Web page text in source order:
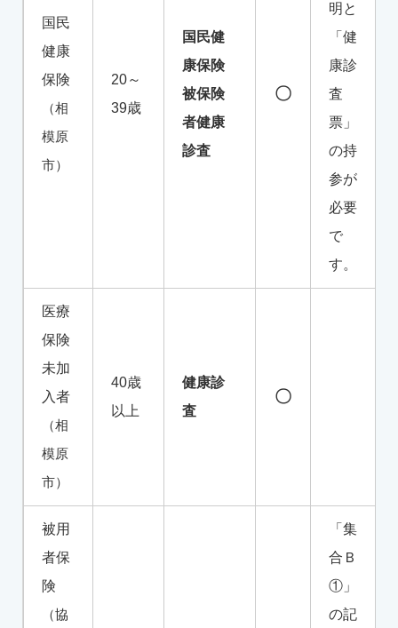
国民
健康
保険
（相
模原
市）
20～
39歳
国民健
康保険
被保険
者健康
診査
〇
明と
「健
康診
査
票」
の持
参が
必要
で
す。
医療
保険
未加
入者
（相
模原
市）
40歳
以上
健康診
査
〇
被用
者保
険
（協
「集
合Ｂ
①」
の記